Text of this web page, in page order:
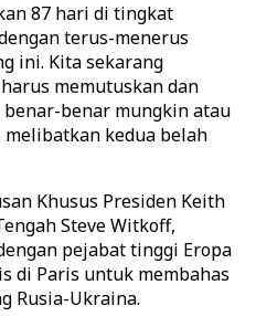
87 hari di tingkat
terus-menerus
ini. Kita sekarang
memutuskan dan
benar mungkin atau
kedua belah
Khusus Presiden Keith
Steve Witkoff,
pejabat tinggi Eropa
di Paris untuk membahas
Rusia-Ukraina.